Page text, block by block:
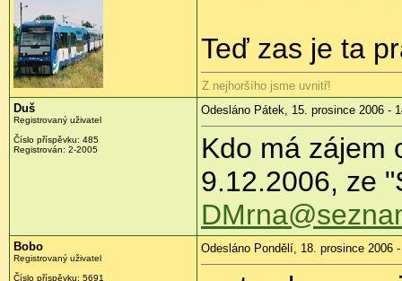
Teď zas je ta
Z nejhoršího jsme uvnitř!
Duš
Registrovaný uživatel
Číslo příspěvku: 485
Registrován: 2-2005
Odesláno Pátek, 15. prosince 2006 -
Kdo má zájem
9.12.2006, ze
Bobo
Registrovaný uživatel
Číslo příspěvku: 5691
Odesláno Pondělí, 18. prosince 2006